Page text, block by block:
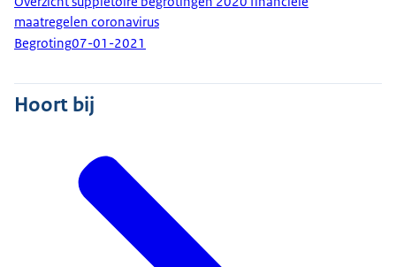
maatregelen coronavirus
Begroting07-01-2021
Hoort bij